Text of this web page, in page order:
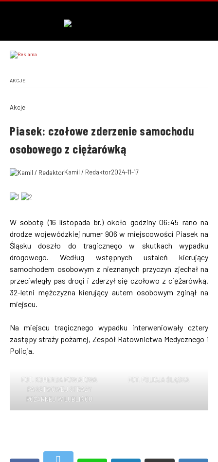
AKCJE
Akcje
Piasek: czołowe zderzenie samochodu
osobowego z ciężarówką
Kamil / Redaktor2024-11-17
W sobotę (16 listopada br.) około godziny 06:45 rano na
drodze wojewódzkiej numer 906 w miejscowości Piasek na
Śląsku doszło do tragicznego w skutkach wypadku
drogowego. Według wstępnych ustaleń kierujący
samochodem osobowym z nieznanych przyczyn zjechał na
przeciwległy pas drogi i zderzył się czołowo z ciężarówką.
32-letni mężczyzna kierujący autem osobowym zginął na
miejscu.
Na miejscu tragicznego wypadku interweniowały cztery
zastępy straży pożarnej, Zespół Ratownictwa Medycznego i
Policja.
FOT. KOMENDA POWIATOWA
PAŃSTWOWEJ STRAŻY
POŻARNEJ W LUBLIŃCU
FOT. POLICJA ŚLĄSKA